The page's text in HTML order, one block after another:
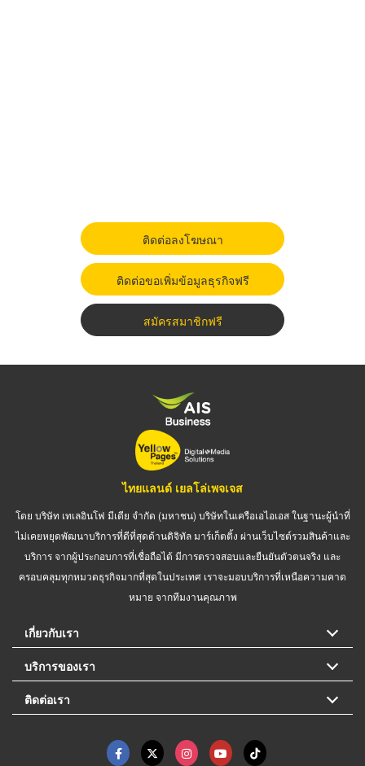
ติดต่อลงโฆษณา
ติดต่อขอเพิ่มข้อมูลธุรกิจฟรี
สมัครสมาชิกฟรี
ไทยแลนด์ เยลโล่เพจเจส
โดย บริษัท เทเลอินโฟ มีเดีย จำกัด (มหาชน) บริษัทในเครือเอไอเอส ในฐานะผู้นำที่
ไม่เคยหยุดพัฒนาบริการที่ดีที่สุดด้านดิจิทัล มาร์เก็ตติ้ง ผ่านเว็บไซต์รวมสินค้าและ
บริการ จากผู้ประกอบการที่เชื่อถือได้ มีการตรวจสอบและยืนยันตัวตนจริง และ
ครอบคลุมทุกหมวดธุรกิจมากที่สุดในประเทศ เราจะมอบบริการที่เหนือความคาด
หมาย จากทีมงานคุณภาพ
เกี่ยวกับเรา
บริการของเรา
ติดต่อเรา